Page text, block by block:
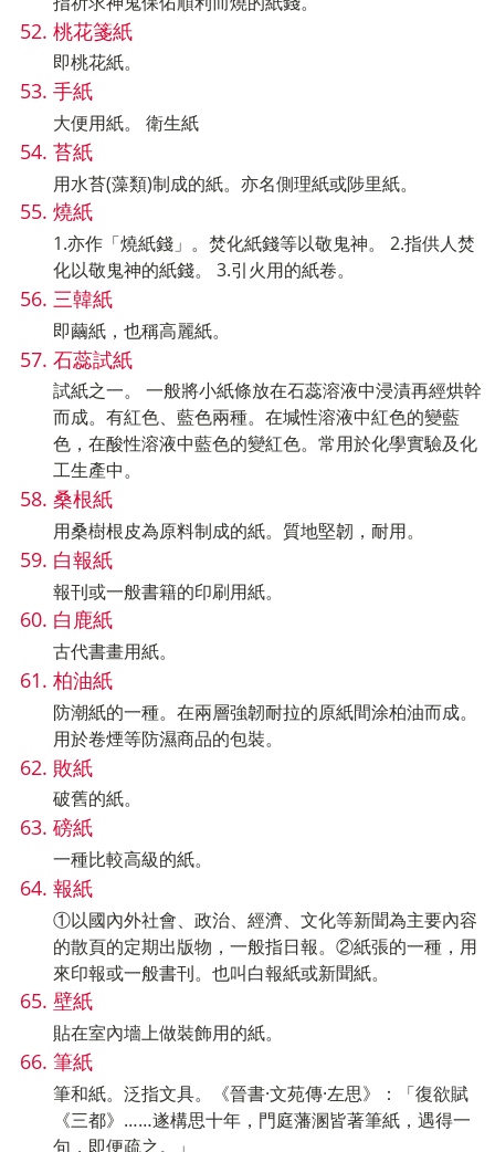
桃花箋紙
即桃花紙。
手紙
大便用紙。 衛生紙
苔紙
用水苔(藻類)制成的紙。亦名側理紙或陟里紙。
燒紙
1.亦作「燒紙錢」。焚化紙錢等以敬鬼神。 2.指供人焚
化以敬鬼神的紙錢。 3.引火用的紙卷。
三韓紙
即繭紙，也稱高麗紙。
石蕊試紙
試紙之一。 一般將小紙條放在石蕊溶液中浸漬再經烘幹
而成。有紅色、藍色兩種。在堿性溶液中紅色的變藍
色，在酸性溶液中藍色的變紅色。常用於化學實驗及化
工生產中。
桑根紙
用桑樹根皮為原料制成的紙。質地堅韌，耐用。
白報紙
報刊或一般書籍的印刷用紙。
白鹿紙
古代書畫用紙。
柏油紙
防潮紙的一種。在兩層強韌耐拉的原紙間涂柏油而成。
用於卷煙等防濕商品的包裝。
敗紙
破舊的紙。
磅紙
一種比較高級的紙。
報紙
①以國內外社會、政治、經濟、文化等新聞為主要內容
的散頁的定期出版物，一般指日報。②紙張的一種，用
來印報或一般書刊。也叫白報紙或新聞紙。
壁紙
貼在室內墻上做裝飾用的紙。
筆紙
筆和紙。泛指文具。《晉書·文苑傳·左思》：「復欲賦
《三都》……遂構思十年，門庭藩溷皆著筆紙，遇得一
句，即便疏之。」